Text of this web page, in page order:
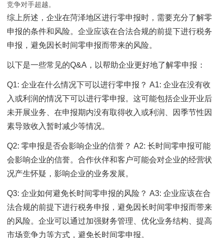
竞争对手超越。
综上所述，企业在菏泽地区进行零申报时，需要充分了解零
申报的条件和风险。企业应该在合法合规的前提下进行税务
申报，避免因长时间零申报而带来的风险。
以下是一些常见的Q&A，以帮助企业更好地了解零申报：
Q1: 企业在什么情况下可以进行零申报？ A1: 企业在没有收
入或利润的情况下可以进行零申报。这可能包括企业开业后
未开展业务、在申报期内没有取得收入或利润、因季节性因
素导致收入暂时减少等情况。
Q2: 零申报是否会影响企业的信誉？ A2: 长时间零申报可能
会影响企业的信誉。合作伙伴和客户可能会对企业的经营状
况产生怀疑，影响企业的业务发展。
Q3: 企业如何避免长时间零申报的风险？ A3: 企业应该在合
法合规的前提下进行税务申报，避免因长时间零申报而带来
的风险。企业可以通过加强财务管理、优化业务结构、提高
市场竞争力等方式，避免长时间零申报。